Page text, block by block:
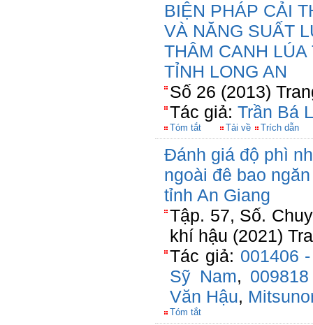
BIỆN PHÁP CẢI
VÀ NĂNG SUẤT
THÂM CANH
TỈNH LONG AN
Số 26 (2013)
Tác giả: Trần Bá
Tóm tắt Tải về Trích dẫn
Đánh giá độ phì
ngoài đê bao
tỉnh An Giang
Tập. 57, Số.
khí hậu (2021)
Tác giả: 001406
Sỹ Nam,
Văn Hậu,
Tóm tắt